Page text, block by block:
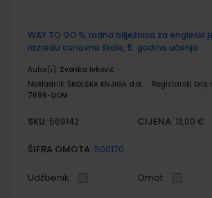
WAY TO GO 5; radna bilježnica za engleski
razredu osnovne škole, 5. godina učenja
Autor(i): Zvonka Ivković
Nakladnik: ŠKOLSKA KNJIGA d.d.
Registarski
7696-DOM
SKU: 569142 CIJENA: 13,00 €
ŠIFRA OMOTA: 500170
Udžbenik Omot